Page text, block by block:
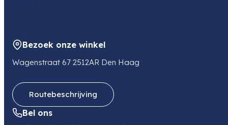
Bezoek onze winkel
Wagenstraat 67 2512AR Den Haag
Routebeschrijving
Bel ons